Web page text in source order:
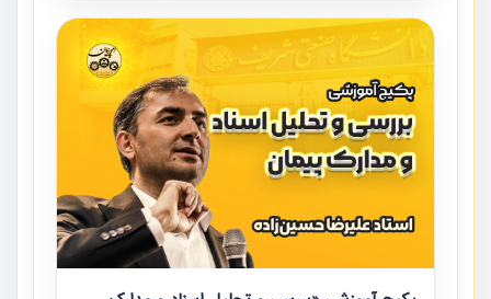
مدارک پیمان به همراه تجربیات عملی ارائه شده است.